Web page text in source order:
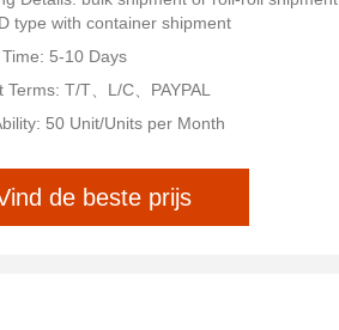
type with container shipment
5-10 Days
Terms: T/T、L/C、PAYPAL
50 Unit/Units per Month
de beste prijs